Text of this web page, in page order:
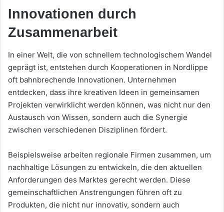
Innovationen durch
Zusammenarbeit
In einer Welt, die von schnellem technologischem Wandel
geprägt ist, entstehen durch Kooperationen in Nordlippe
oft bahnbrechende Innovationen. Unternehmen
entdecken, dass ihre kreativen Ideen in gemeinsamen
Projekten verwirklicht werden können, was nicht nur den
Austausch von Wissen, sondern auch die Synergie
zwischen verschiedenen Disziplinen fördert.
Beispielsweise arbeiten regionale Firmen zusammen, um
nachhaltige Lösungen zu entwickeln, die den aktuellen
Anforderungen des Marktes gerecht werden. Diese
gemeinschaftlichen Anstrengungen führen oft zu
Produkten, die nicht nur innovativ, sondern auch